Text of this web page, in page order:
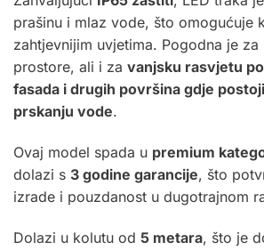
prašinu i mlaz vode, što omogućuje
zahtjevnijim uvjetima. Pogodna je za
prostore, ali i za vanjsku rasvjetu
fasada i drugih površina gdje
prskanju vode.
Ovaj model spada u premium
dolazi s 3 godine garancije, što
izrade i pouzdanost u dugotrajnom
Dolazi u kolutu od 5 metara, što je